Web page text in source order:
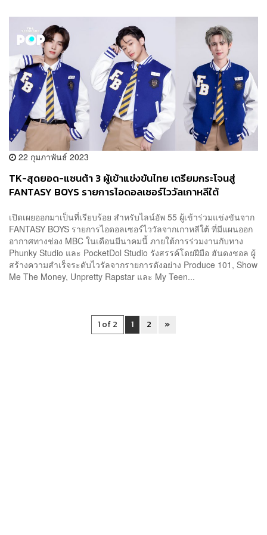
22 กุมภาพันธ์ 2023
TK-สุดยอด-แซนต้า 3 ผู้เข้าแข่งขันไทย เตรียมกระโจนสู่
FANTASY BOYS รายการไอดอลเซอร์ไววัลเกาหลีใต้
เปิดเผยออกมาเป็นที่เรียบร้อย สำหรับไลน์อัพ 55 ผู้เข้าร่วมแข่งขันจาก
FANTASY BOYS รายการไอดอลเซอร์ไววัลจากเกาหลีใต้ ที่มีแผนออก
อากาศทางช่อง MBC ในเดือนมีนาคมนี้ ภายใต้การร่วมงานกับทาง
Phunky Studio และ PocketDol Studio รังสรรค์โดยฝีมือ ฮันดงชอล ผู้
สร้างความสำเร็จระดับไวรัลจากรายการดังอย่าง Produce 101, Show
Me The Money, Unpretty Rapstar และ My Teen...
1 of 2 1 2 »